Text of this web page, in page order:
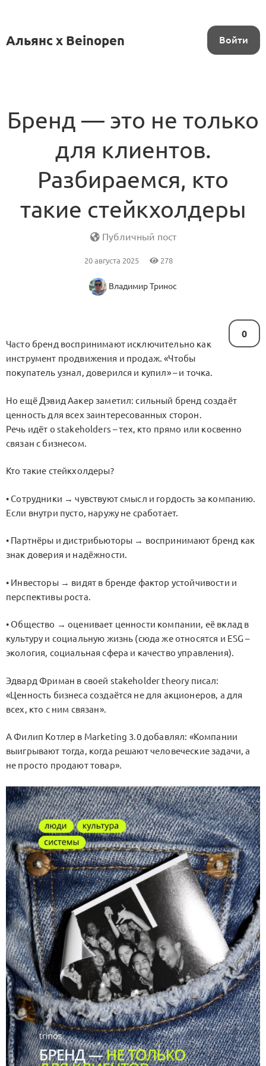
Альянс x Beinopen Войти
Бренд — это не только
для клиентов.
Разбираемся, кто
такие стейкхолдеры
Публичный пост
20 августа 2025 278
Владимир Тринос
0
Часто бренд воспринимают исключительно как
инструмент продвижения и продаж. «Чтобы
покупатель узнал, доверился и купил» – и точка.
Но ещё Дэвид Аакер заметил: сильный бренд создаёт
ценность для всех заинтересованных сторон.
Речь идёт о stakeholders – тех, кто прямо или косвенно
связан с бизнесом.
Кто такие стейкхолдеры?
• Сотрудники → чувствуют смысл и гордость за компанию.
Если внутри пусто, наружу не сработает.
• Партнёры и дистрибьюторы → воспринимают бренд как
знак доверия и надёжности.
• Инвесторы → видят в бренде фактор устойчивости и
перспективы роста.
• Общество → оценивает ценности компании, её вклад в
культуру и социальную жизнь (сюда же относятся и ESG –
экология, социальная сфера и качество управления).
Эдвард Фриман в своей stakeholder theory писал:
«Ценность бизнеса создаётся не для акционеров, а для
всех, кто с ним связан».
А Филип Котлер в Marketing 3.0 добавлял: «Компании
выигрывают тогда, когда решают человеческие задачи, а
не просто продают товар».